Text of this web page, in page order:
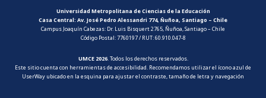
Universidad Metropolitana de Ciencias de la Educación
Casa Central: Av. José Pedro Alessandri 774, Ñuñoa, Santiago – Chile
Campus Joaquín Cabezas: Dr. Luis Bisquert 2765, Ñuñoa, Santiago – Chile
Código Postal: 7760197 / RUT: 60.910.047-8
UMCE 2026. Todos los derechos reservados.
Este sitio cuenta con herramientas de accesibilidad. Recomendamos utilizar el ícono azul de
UserWay ubicado en la esquina para ajustar el contraste, tamaño de letra y navegación